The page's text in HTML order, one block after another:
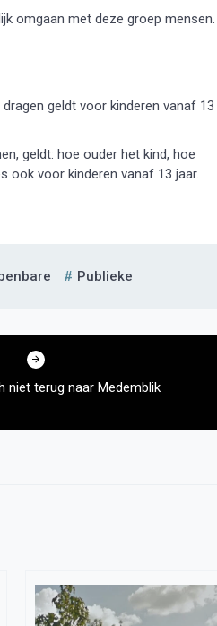
omgaan met deze groep mensen.
geldt voor kinderen vanaf 13
geldt: hoe ouder het kind, hoe
ook voor kinderen vanaf 13 jaar.
Publieke
niet terug naar Medemblik